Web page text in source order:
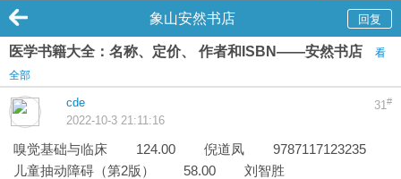
回复
象山安然书店
医学书籍大全：名称、定价、 作者和ISBN——安然书店
看
全部
31#
cde
2022-10-3 21:11:16
嗅觉基础与临床 124.00 倪道凤 9787117123235
儿童抽动障碍（第2版） 58.00 刘智胜